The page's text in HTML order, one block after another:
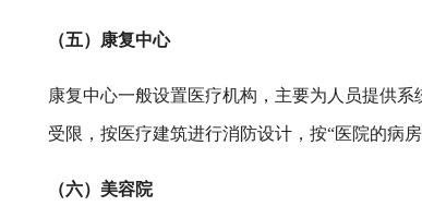
（五）康复中心
康复中心一般设置医疗机构，主要为人员提供
受限，按医疗建筑进行消防设计，按“医院的病
（六）美容院